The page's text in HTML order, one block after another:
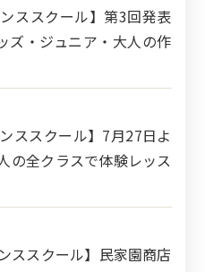
ススクール】第3回発表
ズ・ジュニア・大人の作
ススクール】7月27日よ
の全クラスで体験レッス
ススクール】民家園商店